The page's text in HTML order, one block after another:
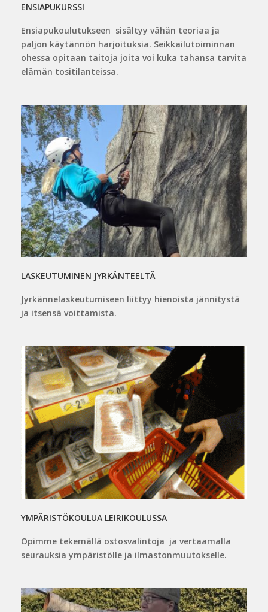
ENSIAPUKURSSI
Ensiapukoulutukseen sisältyy vähän teoriaa ja
paljon käytännön harjoituksia. Seikkailutoiminnan
ohessa opitaan taitoja joita voi kuka tahansa tarvita
elämän tositilanteissa.
LASKEUTUMINEN JYRKÄNTEELTÄ
Jyrkännelaskeutumiseen liittyy hienoista jännitystä
ja itsensä voittamista.
YMPÄRISTÖKOULUA LEIRIKOULUSSA
Opimme tekemällä ostosvalintoja ja vertaamalla
seurauksia ympäristölle ja ilmastonmuutokselle.